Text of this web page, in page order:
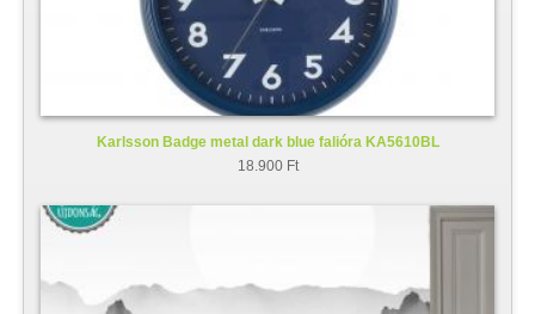
Karlsson Badge metal dark blue falióra KA5610BL
18.900 Ft